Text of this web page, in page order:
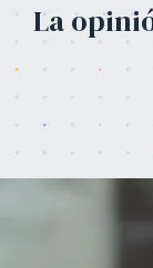
La